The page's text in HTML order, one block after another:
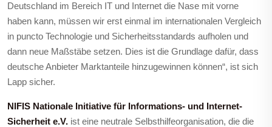
Deutschland im Bereich IT und Internet die Nase mit vorne
haben kann, müssen wir erst einmal im internationalen Vergleich
in puncto Technologie und Sicherheitsstandards aufholen und
dann neue Maßstäbe setzen. Dies ist die Grundlage dafür, dass
deutsche Anbieter Marktanteile hinzugewinnen können“, ist sich
Lapp sicher.
NIFIS Nationale Initiative für Informations- und Internet-
Sicherheit e.V. ist eine neutrale Selbsthilfeorganisation, die die